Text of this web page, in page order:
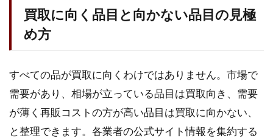
買取に向く品目と向かない品目の見極
め方
すべての品が買取に向くわけではありません。市場で
需要があり、相場が立っている品目は買取向き、需要
が薄く再販コストの方が高い品目は買取に向かない、
と整理できます。各業者の公式サイト情報を集約する